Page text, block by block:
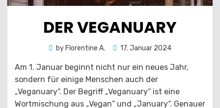
DER VEGANUARY
byFlorentine A.
Posted
17. Januar 2024
Am 1. Januar beginnt nicht nur ein neues Jahr,
sondern für einige Menschen auch der
„Veganuary“. Der Begriff „Veganuary“ ist eine
Wortmischung aus „Vegan“ und „January“. Genauer